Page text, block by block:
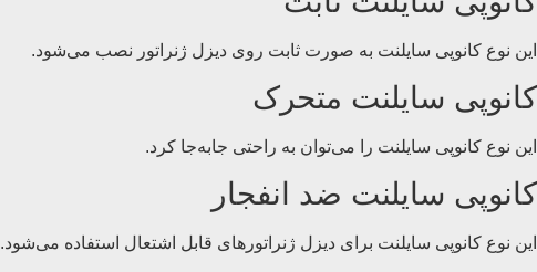
این نوع کانوپی سایلنت به صورت ثابت روی دیزل ژنراتور نصب می‌شود.
کانوپی سایلنت متحرک
این نوع کانوپی سایلنت را می‌توان به راحتی جابه‌جا کرد.
کانوپی سایلنت ضد انفجار
این نوع کانوپی سایلنت برای دیزل ژنراتورهای قابل اشتعال استفاده می‌شود.